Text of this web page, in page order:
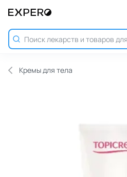
Кремы для тела